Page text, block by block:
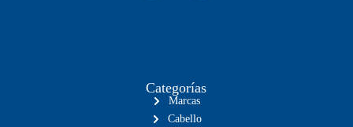
Categorías
Marcas
Cabello